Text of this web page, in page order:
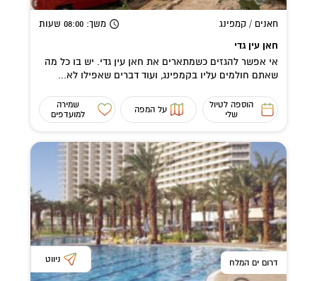
חאנים / קמפינג משך: 08:00 שעות
חאן עין גדי
אי אפשר להגזים כשמתארים את חאן עין גדי. יש בו כל מה
שאתם חולמים עליו בקמפינג, ועוד דברים שאפילו לא...
הוספה לטיול
שלי
על המפה
שמירה
למועדפים
דרום ים המלח ניווט